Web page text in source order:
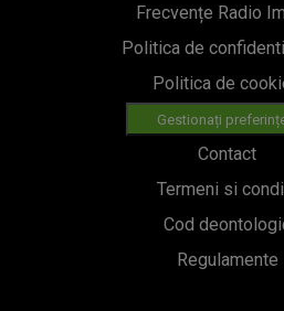
Frecvențe Radio
Politica de
Politica de
Gestionați
Contact
Termeni si
Cod
Regulamente